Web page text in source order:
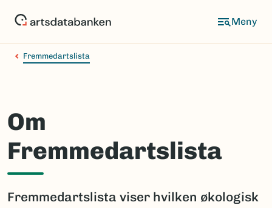
Fremmedartslista
Om
Fremmedartslista
Fremmedartslista viser hvilken økologisk